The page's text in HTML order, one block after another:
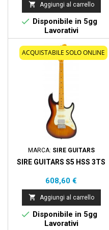
 Aggiungi al carrello
 Disponibile in 5gg
Lavorativi
ACQUISTABILE SOLO ONLINE
MARCA: SIRE GUITARS
SIRE GUITARS S5 HSS 3TS
Prezzo
608,60 €
 Aggiungi al carrello
 Disponibile in 5gg
Lavorativi